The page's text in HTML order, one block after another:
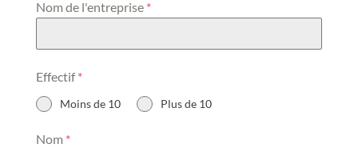
Nom de l'entreprise *
Effectif*
Moins de 10 Plus de 10
Nom *